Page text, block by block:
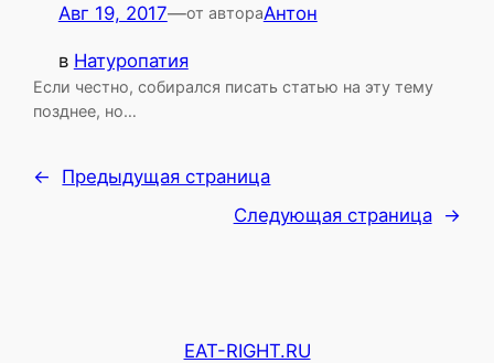
Авг 19, 2017—от автораАнтон
в Натуропатия
Если честно, собирался писать статью на эту тему
позднее, но…
←
Предыдущая страница
Следующая страница
→
EAT-RIGHT.RU